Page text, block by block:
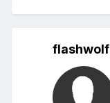
flashwolf